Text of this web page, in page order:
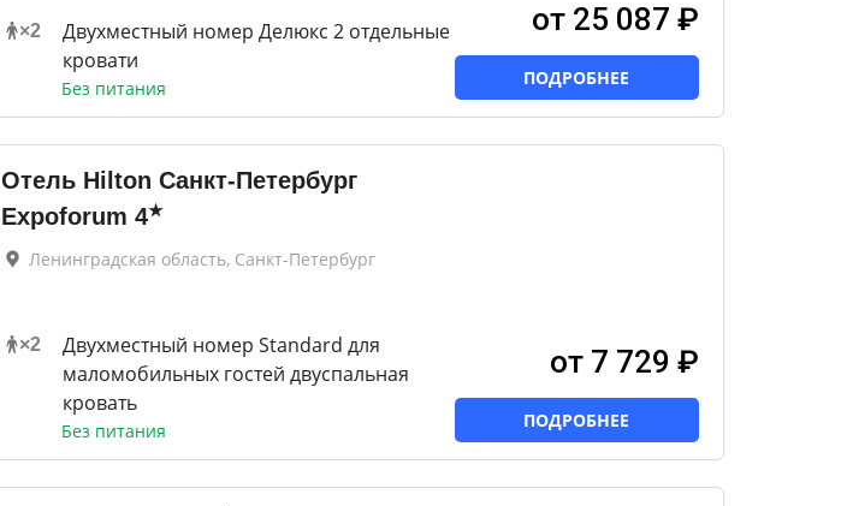
×2
Двухместный номер Делюкс 2 отдельные
кровати
Без питания
от 25 087 ₽
ПОДРОБНЕЕ
Отель Hilton Санкт-Петербург
Expoforum 4★
Ленинградская область, Санкт-Петербург
×2
Двухместный номер Standard для
маломобильных гостей двуспальная
кровать
Без питания
от 7 729 ₽
ПОДРОБНЕЕ